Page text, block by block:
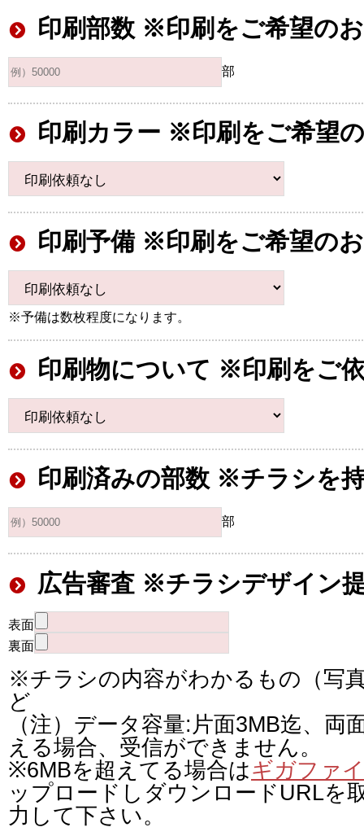
印刷部数 ※印刷をご希望の
部
印刷カラー ※印刷をご希望
印刷予備 ※印刷をご希望の
※予備は数枚程度になります。
印刷物について ※印刷をご
印刷済みの部数 ※チラシを
部
広告審査 ※チラシデザイン
表面
裏面
※チラシの内容がわかるもの（写
ど
（注）データ容量:片面3MB迄、両
える場合、受信ができません。
※6MBを超えてる場合はギガファ
ップロードしダウンロードURLを
力して下さい。